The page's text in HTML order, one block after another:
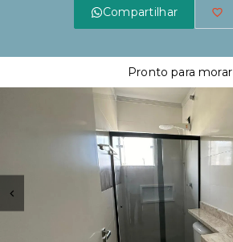
Compartilhar
Pronto para morar